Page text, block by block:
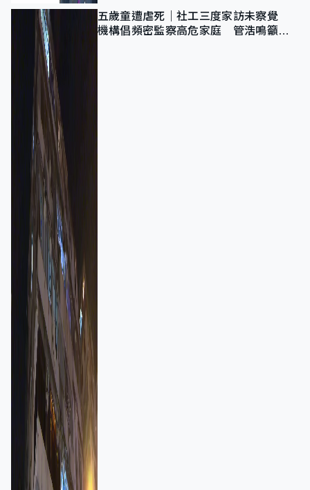
五歲童遭虐死｜社工三度家訪未察覺
機構倡頻密監察高危家庭 管浩鳴籲加